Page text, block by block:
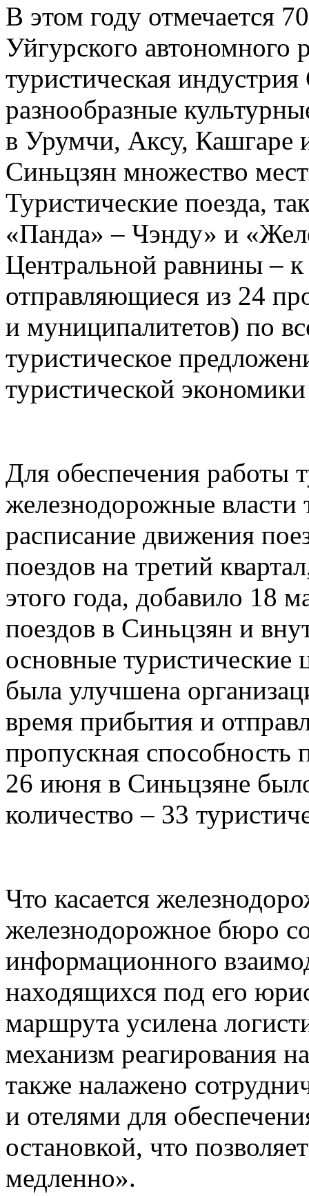
В этом году отмечается
Уйгурского автономного
туристическая
разнообразные
в Урумчи, Аксу, Кашгаре
Синьцзян множество
Туристические поезда,
«Панда» – Чэнду» и
Центральной равнины –
отправляющиеся из 24
и муниципалитетов) по
туристическое
туристической
Для обеспечения работы
железнодорожные власти
расписание движения
поездов на третий
этого года, добавило 18
поездов в Синьцзян и
основные
была улучшена
время прибытия и
пропускная способность
26 июня в Синьцзяне
количество – 33
Что касается
железнодорожное бюро
информационного
находящихся под его
маршрута усилена
механизм реагирования
также налажено
и отелями для
остановкой, что
медленно».